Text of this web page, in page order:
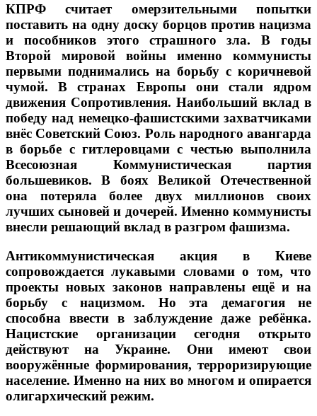
КПРФ считает омерзительными попытки
поставить на одну доску борцов против нацизма
и пособников этого страшного зла. В годы
Второй мировой войны именно коммунисты
первыми поднимались на борьбу с коричневой
чумой. В странах Европы они стали ядром
движения Сопротивления. Наибольший вклад в
победу над немецко-фашистскими захватчиками
внёс Советский Союз. Роль народного авангарда
в борьбе с гитлеровцами с честью выполнила
Всесоюзная Коммунистическая партия
большевиков. В боях Великой Отечественной
она потеряла более двух миллионов своих
лучших сыновей и дочерей. Именно коммунисты
внесли решающий вклад в разгром фашизма.
Антикоммунистическая акция в Киеве
сопровождается лукавыми словами о том, что
проекты новых законов направлены ещё и на
борьбу с нацизмом. Но эта демагогия не
способна ввести в заблуждение даже ребёнка.
Нацистские организации сегодня открыто
действуют на Украине. Они имеют свои
вооружённые формирования, терроризирующие
население. Именно на них во многом и опирается
олигархический режим.